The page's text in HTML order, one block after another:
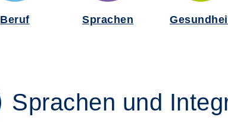
Beruf Sprachen
Sprachen und